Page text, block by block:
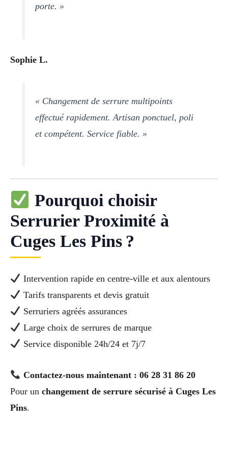
porte. »
Sophie L.
« Changement de serrure multipoints
effectué rapidement. Artisan ponctuel, poli
et compétent. Service fiable. »
Pourquoi choisir
Serrurier Proximité à
Cuges Les Pins ?
Intervention rapide en centre-ville et aux alentours
Tarifs transparents et devis gratuit
Serruriers agréés assurances
Large choix de serrures de marque
Service disponible 24h/24 et 7j/7
Contactez-nous maintenant : 06 28 31 86 20
Pour un changement de serrure sécurisé à Cuges Les
Pins.